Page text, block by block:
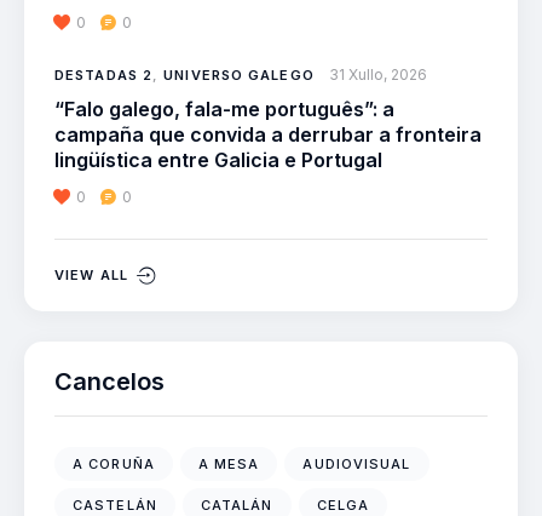
0 0
DESTADAS 2,UNIVERSO GALEGO 31 Xullo, 2026
“Falo galego, fala-me português”: a
campaña que convida a derrubar a fronteira
lingüística entre Galicia e Portugal
0 0
VIEW ALL
Cancelos
A CORUÑA A MESA AUDIOVISUAL
CASTELÁN CATALÁN CELGA